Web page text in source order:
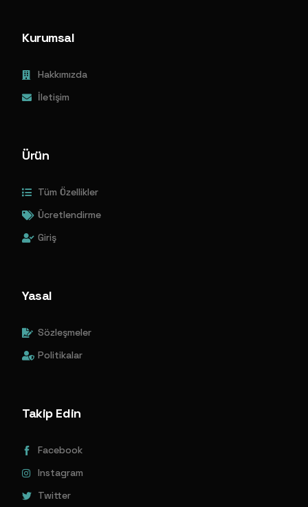
Kurumsal
Hakkımızda
İletişim
Ürün
Tüm Özellikler
Ücretlendirme
Giriş
Yasal
Sözleşmeler
Politikalar
Takip Edin
Facebook
Instagram
Twitter